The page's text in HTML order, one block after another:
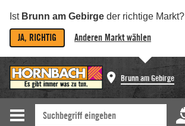
Ist Brunn am Gebirge der richtige Markt?
JA, RICHTIG Anderen Markt wählen
Brunn am Gebirge